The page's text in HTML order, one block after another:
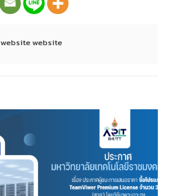
website website